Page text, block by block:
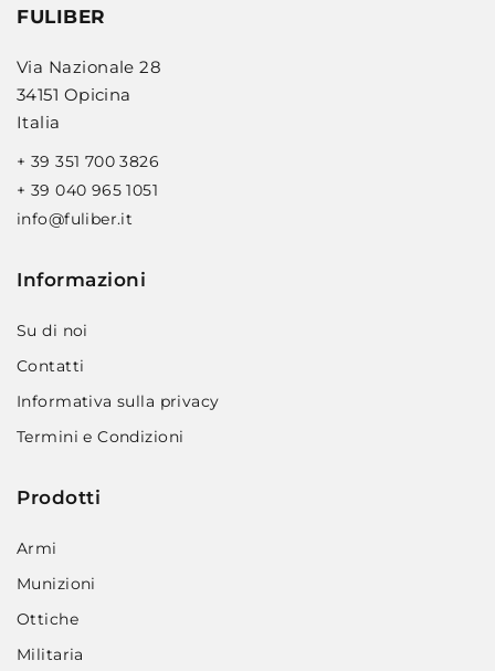
FULIBER
Via Nazionale 28
34151 Opicina
Italia
+ 39 351 700 3826
+ 39 040 965 1051
info@fuliber.it
Informazioni
Su di noi
Contatti
Informativa sulla privacy
Termini e Condizioni
Prodotti
Armi
Munizioni
Ottiche
Militaria